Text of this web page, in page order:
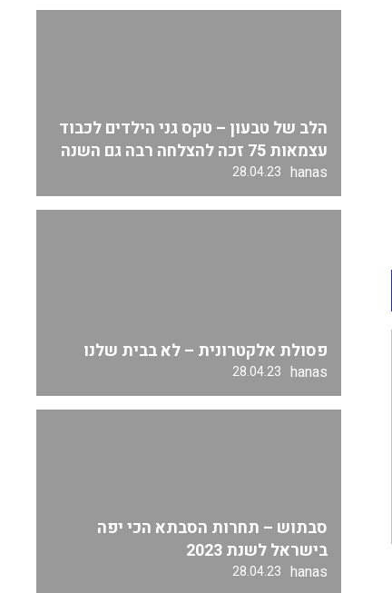
הלב של טבעון – טקס גני הילדים לכבוד
עצמאות 75 זכה להצלחה רבה גם השנה
hanas
28.04.23
פסולת אלקטרונית – לא בבית שלנו
hanas
28.04.23
סבתוש – תחרות הסבתא הכי יפה
בישראל לשנת 2023
hanas
28.04.23